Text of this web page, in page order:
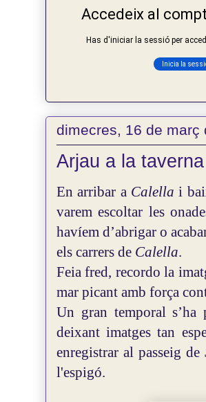
dimecres, 16 de març
Arjau a la
En arribar a Calellai
varem escoltar les
havíem d’abrigar o
els carrers de Calella.
Feia fred, recordo la
mar picant amb força
Un gran temporal s’ha
deixant imatges tan
enregistrar al passeig de
l'espigó.